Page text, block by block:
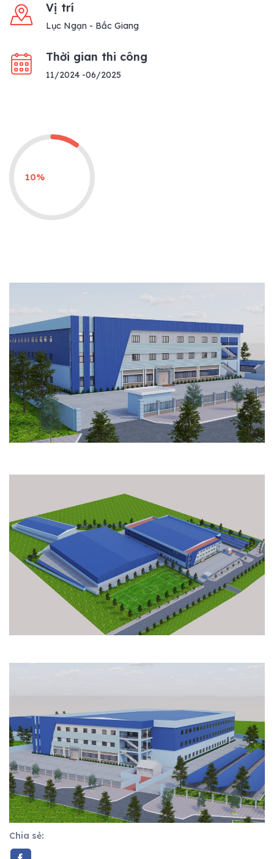
Vị trí
Lục Ngạn - Bắc Giang
Thời gian thi công
11/2024 -06/2025
10%
Chia sẻ: